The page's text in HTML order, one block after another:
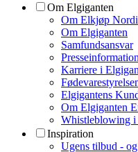
Om Elgiganten
Om Elkjøp
Om Elgiganten
Samfundsansvar
Presseinformation
Karriere i
Elgigantens
Om Elgiganten
Whistleblowing i
Inspiration
Ugens tilbud -